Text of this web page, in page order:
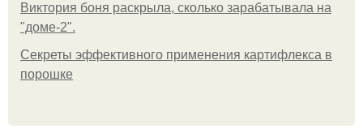
Виктория боня раскрыла, сколько зарабатывала на
"доме-2".
Секреты эффективного применения картифлекса в
порошке